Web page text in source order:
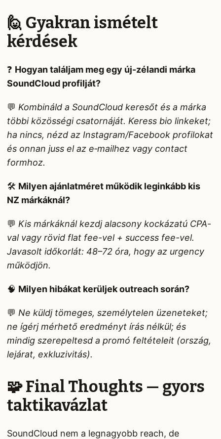
🙋 Gyakran ismételt
kérdések
❓ Hogyan találjam meg egy új-zélandi márka
SoundCloud profilját?
💬 Kombináld a SoundCloud keresőt és a márka
többi közösségi csatornáját. Keress bio linkeket;
ha nincs, nézd az Instagram/Facebook profilokat
és onnan juss el az e‑mailhez vagy contact
formhoz.
🛠️ Milyen ajánlatméret működik leginkább kis
NZ márkáknál?
💬 Kis márkáknál kezdj alacsony kockázatú CPA-
val vagy rövid flat fee-vel + success fee-vel.
Javasolt időkorlát: 48–72 óra, hogy az urgency
működjön.
🧠 Milyen hibákat kerüljek outreach során?
💬 Ne küldj tömeges, személytelen üzeneteket;
ne ígérj mérhető eredményt írás nélkül; és
mindig szerepeltesd a promó feltételeit (ország,
lejárat, exkluzivitás).
🧩 Final Thoughts — gyors
taktikavázlat
SoundCloud nem a legnagyobb reach, de